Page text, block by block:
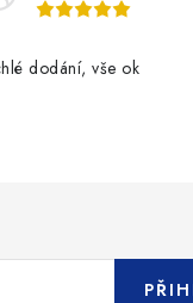
dodání, vše ok